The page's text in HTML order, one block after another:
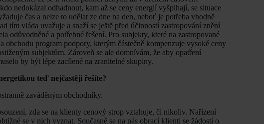
nedokázal odhadnout, kam až se ceny energií vyšplhají, se situace
čas a nelze to udělat ze dne na den, neboť je potřeba vhodně
tím vláda uvažuje a snaží se ještě před účinností zastropování znění
a potřebné řešení. Pro subjekty, které na zastropované
program podpory, kterým částečně kompenzuje vysoké ceny
subjektům. Zároveň se ale domnívám, že aby opatření
by být lépe zacílené na zranitelné skupiny.
teď nejčastěji řešíte?
zaváděným obchodníky.
zda se na klienty cenový strop vztahuje, či nikoliv. Nařízení
se v nich vyznat. Současně se na nás obrací klienti se žádostí o